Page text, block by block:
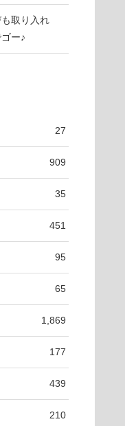
取り入れ
ー♪
27
909
35
451
95
65
1,869
177
439
210